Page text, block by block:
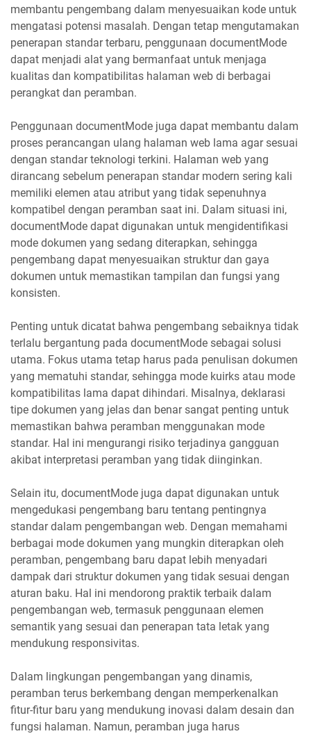
membantu pengembang dalam menyesuaikan kode untuk
mengatasi potensi masalah. Dengan tetap mengutamakan
penerapan standar terbaru, penggunaan documentMode
dapat menjadi alat yang bermanfaat untuk menjaga
kualitas dan kompatibilitas halaman web di berbagai
perangkat dan peramban.
Penggunaan documentMode juga dapat membantu dalam
proses perancangan ulang halaman web lama agar sesuai
dengan standar teknologi terkini. Halaman web yang
dirancang sebelum penerapan standar modern sering kali
memiliki elemen atau atribut yang tidak sepenuhnya
kompatibel dengan peramban saat ini. Dalam situasi ini,
documentMode dapat digunakan untuk mengidentifikasi
mode dokumen yang sedang diterapkan, sehingga
pengembang dapat menyesuaikan struktur dan gaya
dokumen untuk memastikan tampilan dan fungsi yang
konsisten.
Penting untuk dicatat bahwa pengembang sebaiknya tidak
terlalu bergantung pada documentMode sebagai solusi
utama. Fokus utama tetap harus pada penulisan dokumen
yang mematuhi standar, sehingga mode kuirks atau mode
kompatibilitas lama dapat dihindari. Misalnya, deklarasi
tipe dokumen yang jelas dan benar sangat penting untuk
memastikan bahwa peramban menggunakan mode
standar. Hal ini mengurangi risiko terjadinya gangguan
akibat interpretasi peramban yang tidak diinginkan.
Selain itu, documentMode juga dapat digunakan untuk
mengedukasi pengembang baru tentang pentingnya
standar dalam pengembangan web. Dengan memahami
berbagai mode dokumen yang mungkin diterapkan oleh
peramban, pengembang baru dapat lebih menyadari
dampak dari struktur dokumen yang tidak sesuai dengan
aturan baku. Hal ini mendorong praktik terbaik dalam
pengembangan web, termasuk penggunaan elemen
semantik yang sesuai dan penerapan tata letak yang
mendukung responsivitas.
Dalam lingkungan pengembangan yang dinamis,
peramban terus berkembang dengan memperkenalkan
fitur-fitur baru yang mendukung inovasi dalam desain dan
fungsi halaman. Namun, peramban juga harus